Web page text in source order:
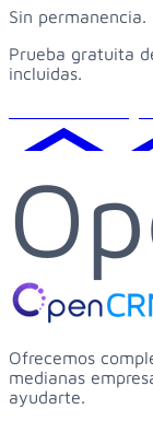
Sin
Prueba gratuita
incluidas.
Ofrecemos
medianas
ayudarte.